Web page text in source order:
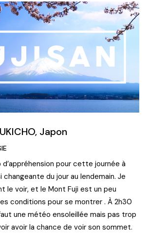
Japon
d’appréhension pour cette journée à
du jour au lendemain. Je
le voir, et le Mont Fuji est un peu
conditions pour se montrer . À 2h30
une météo ensoleillée mais pas trop
avoir la chance de voir son sommet.